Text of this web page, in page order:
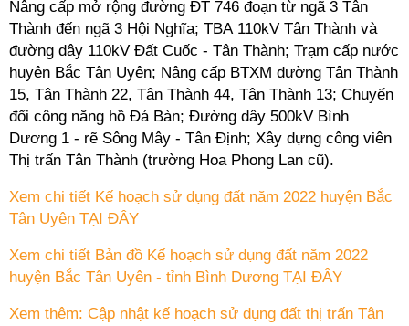
Nâng cấp mở rộng đường ĐT 746 đoạn từ ngã 3 Tân
Thành đến ngã 3 Hội Nghĩa; TBA 110kV Tân Thành và
đường dây 110kV Đất Cuốc - Tân Thành; Trạm cấp nước
huyện Bắc Tân Uyên; Nâng cấp BTXM đường Tân Thành
15, Tân Thành 22, Tân Thành 44, Tân Thành 13; Chuyển
đổi công năng hồ Đá Bàn; Đường dây 500kV Bình
Dương 1 - rẽ Sông Mây - Tân Định; Xây dựng công viên
Thị trấn Tân Thành (trường Hoa Phong Lan cũ).
Xem chi tiết Kế hoạch sử dụng đất năm 2022 huyện Bắc
Tân Uyên TẠI ĐÂY
Xem chi tiết Bản đồ Kế hoạch sử dụng đất năm 2022
huyện Bắc Tân Uyên - tỉnh Bình Dương TẠI ĐÂY
Xem thêm: Cập nhật kế hoạch sử dụng đất thị trấn Tân